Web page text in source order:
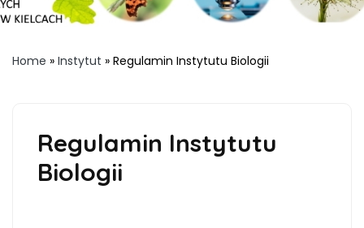
Home » Instytut » Regulamin Instytutu Biologii
Regulamin Instytutu
Biologii